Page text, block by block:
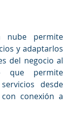
nube permite
y adaptarlos
del negocio al
que permite
desde
conexión a